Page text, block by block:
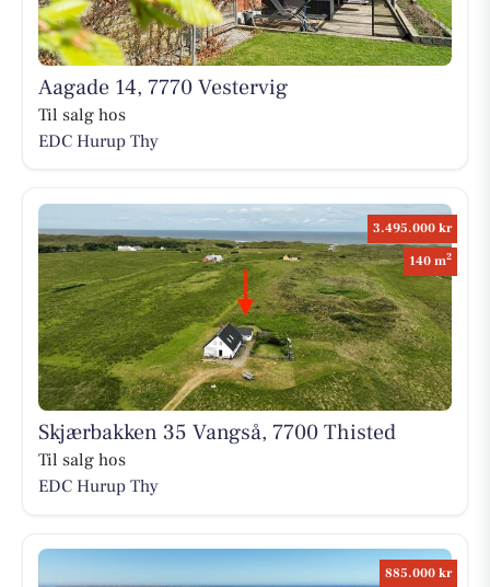
Aagade 14, 7770 Vestervig
Til salg hos
EDC Hurup Thy
3.495.000 kr
140 m2
Skjærbakken 35 Vangså, 7700 Thisted
Til salg hos
EDC Hurup Thy
885.000 kr